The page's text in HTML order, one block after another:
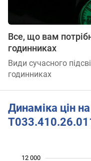
Все, що вам
годинниках
Види сучасного
годинниках
Динаміка цін
12 000